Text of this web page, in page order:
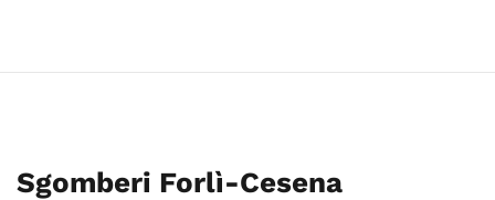
Sgomberi Forlì-Cesena